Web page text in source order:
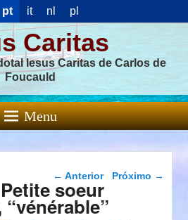
pt it nl pl
Caritas
Iesus Caritas de Carlos de
Foucauld
Menu
Navegação das
← Anterior Próximo →
soeur